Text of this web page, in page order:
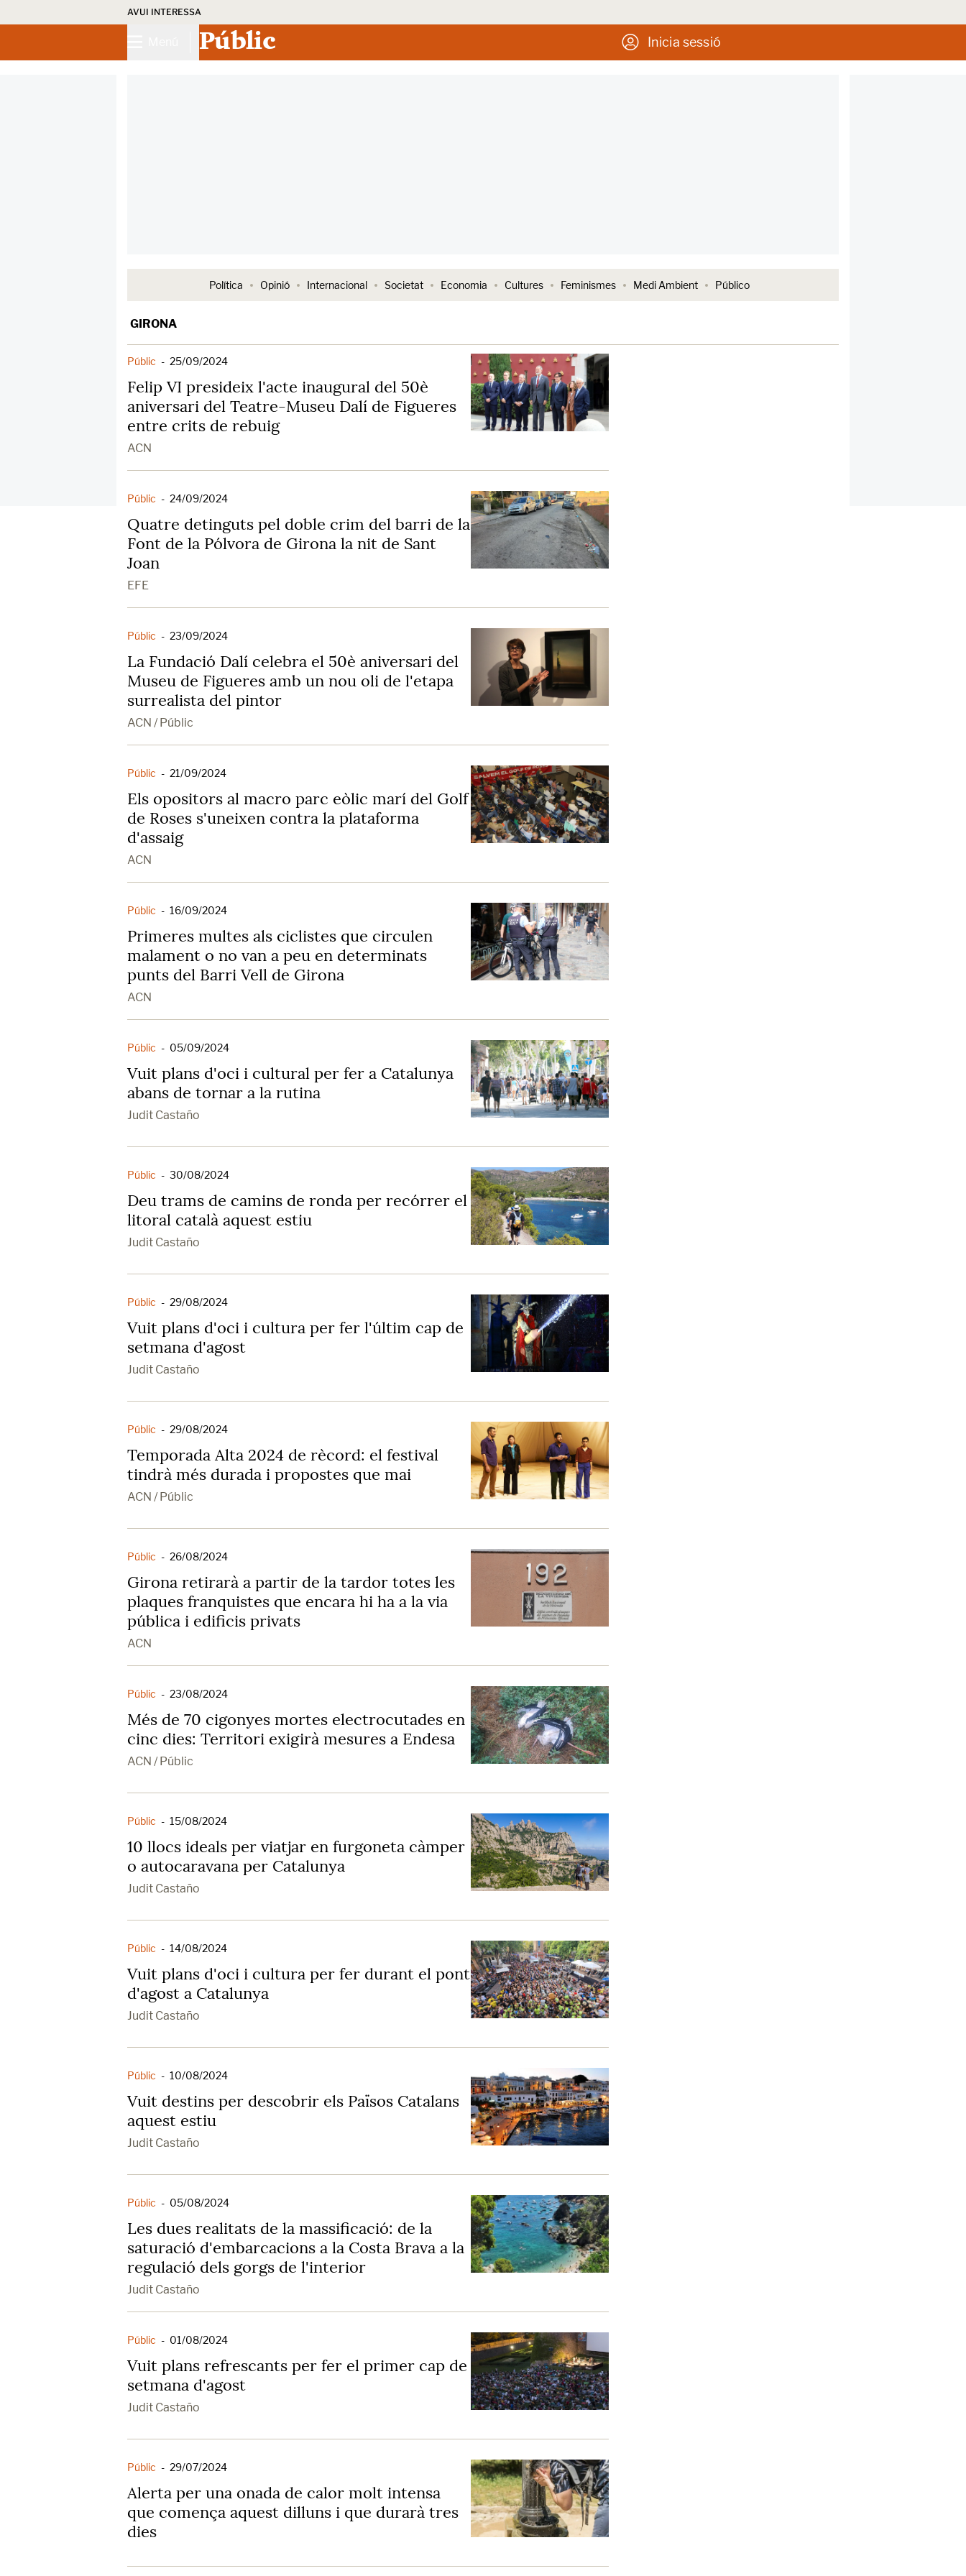
AVUI INTERESSA
Públic Inicia sessió
Política Opinió Internacional Societat Economia Cultures Feminismes Medi Ambient Público
GIRONA
Públic - 25/09/2024
Felip VI presideix l'acte inaugural del 50è
aniversari del Teatre-Museu Dalí de Figueres
entre crits de rebuig
ACN
Públic - 24/09/2024
Quatre detinguts pel doble crim del barri de la
Font de la Pólvora de Girona la nit de Sant
Joan
EFE
Públic - 23/09/2024
La Fundació Dalí celebra el 50è aniversari del
Museu de Figueres amb un nou oli de l'etapa
surrealista del pintor
ACN / Públic
Públic - 21/09/2024
Els opositors al macro parc eòlic marí del Golf
de Roses s'uneixen contra la plataforma
d'assaig
ACN
Públic - 16/09/2024
Primeres multes als ciclistes que circulen
malament o no van a peu en determinats
punts del Barri Vell de Girona
ACN
Públic - 05/09/2024
Vuit plans d'oci i cultural per fer a Catalunya
abans de tornar a la rutina
Judit Castaño
Públic - 30/08/2024
Deu trams de camins de ronda per recórrer el
litoral català aquest estiu
Judit Castaño
Públic - 29/08/2024
Vuit plans d'oci i cultura per fer l'últim cap de
setmana d'agost
Judit Castaño
Públic - 29/08/2024
Temporada Alta 2024 de rècord: el festival
tindrà més durada i propostes que mai
ACN / Públic
Públic - 26/08/2024
Girona retirarà a partir de la tardor totes les
plaques franquistes que encara hi ha a la via
pública i edificis privats
ACN
Públic - 23/08/2024
Més de 70 cigonyes mortes electrocutades en
cinc dies: Territori exigirà mesures a Endesa
ACN / Públic
Públic - 15/08/2024
10 llocs ideals per viatjar en furgoneta càmper
o autocaravana per Catalunya
Judit Castaño
Públic - 14/08/2024
Vuit plans d'oci i cultura per fer durant el pont
d'agost a Catalunya
Judit Castaño
Públic - 10/08/2024
Vuit destins per descobrir els Països Catalans
aquest estiu
Judit Castaño
Públic - 05/08/2024
Les dues realitats de la massificació: de la
saturació d'embarcacions a la Costa Brava a la
regulació dels gorgs de l'interior
Judit Castaño
Públic - 01/08/2024
Vuit plans refrescants per fer el primer cap de
setmana d'agost
Judit Castaño
Públic - 29/07/2024
Alerta per una onada de calor molt intensa
que comença aquest dilluns i que durarà tres
dies